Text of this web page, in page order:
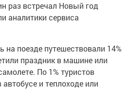
раз встречал Новый год
аналитики сервиса
на поезде путешествовали 14%
праздник в машине или
По 1% туристов
и теплоходе или